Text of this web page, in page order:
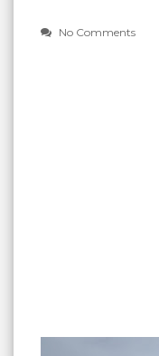
No Comments